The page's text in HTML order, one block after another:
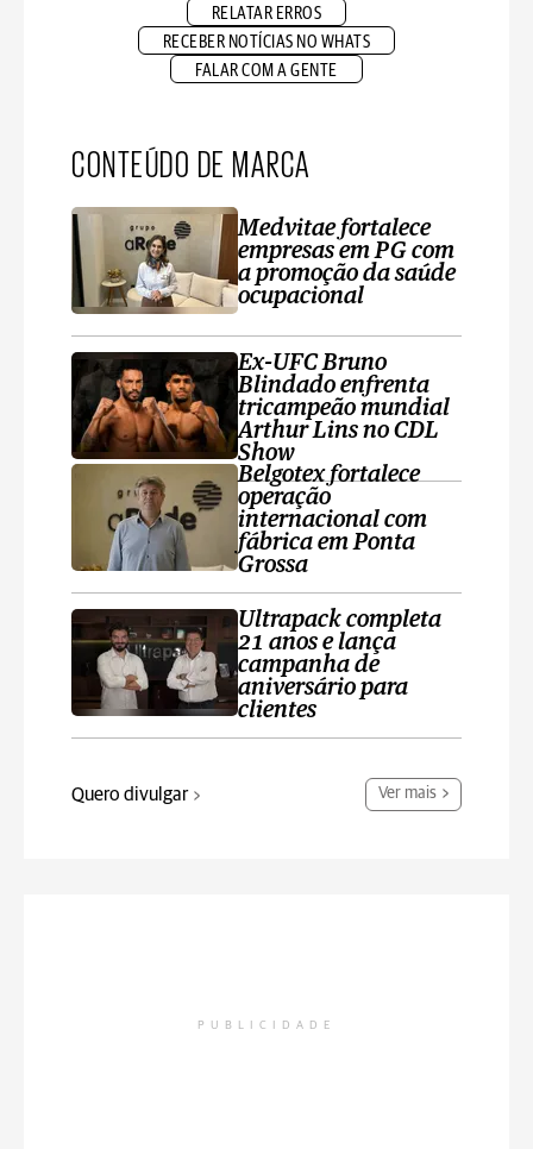
RELATAR ERROS
RECEBER NOTÍCIAS NO WHATS
FALAR COM A GENTE
CONTEÚDO DE MARCA
Medvitae fortalece
empresas em PG com
a promoção da saúde
ocupacional
Ex-UFC Bruno
Blindado enfrenta
tricampeão mundial
Arthur Lins no CDL
Show
Belgotex fortalece
operação
internacional com
fábrica em Ponta
Grossa
Ultrapack completa
21 anos e lança
campanha de
aniversário para
clientes
Quero divulgar Ver mais
PUBLICIDADE